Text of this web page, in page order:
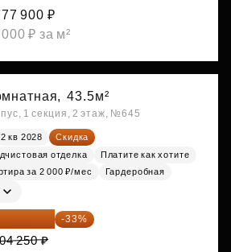
900 ₽
₽ за м²
43.5м²
1 секция, 2 этаж, №645
2 кв 2028
Скидка
отделка
Платите как хотите
за 2 000 ₽/мес
Гардеробная
848 ₽ -33%
250 ₽